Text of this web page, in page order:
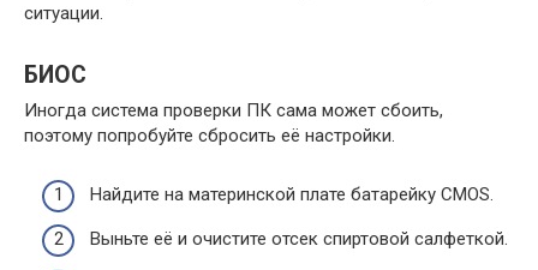
ситуации.
БИОС
Иногда система проверки ПК сама может сбоить,
поэтому попробуйте сбросить её настройки.
Найдите на материнской плате батарейку CMOS.
Выньте её и очистите отсек спиртовой салфеткой.